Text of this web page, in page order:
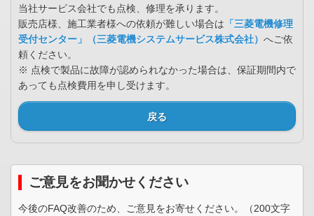
当社サービス会社でも点検、修理を承ります。
販売店様、施工業者様への依頼が難しい場合は 「三菱電機修理
受付センター」（三菱電機システムサービス株式会社） へご依
頼ください。
※ 点検で製品に故障が認められなかった場合は、保証期間内で
あっても点検費用を申し受けます。
戻る
ご意見をお聞かせください
今後のFAQ改善のため、ご意見をお寄せください。（200文字